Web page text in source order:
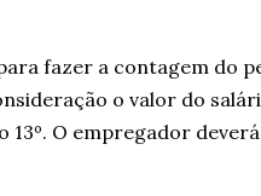
fazer a contagem do
o valor do
13º. O empregador